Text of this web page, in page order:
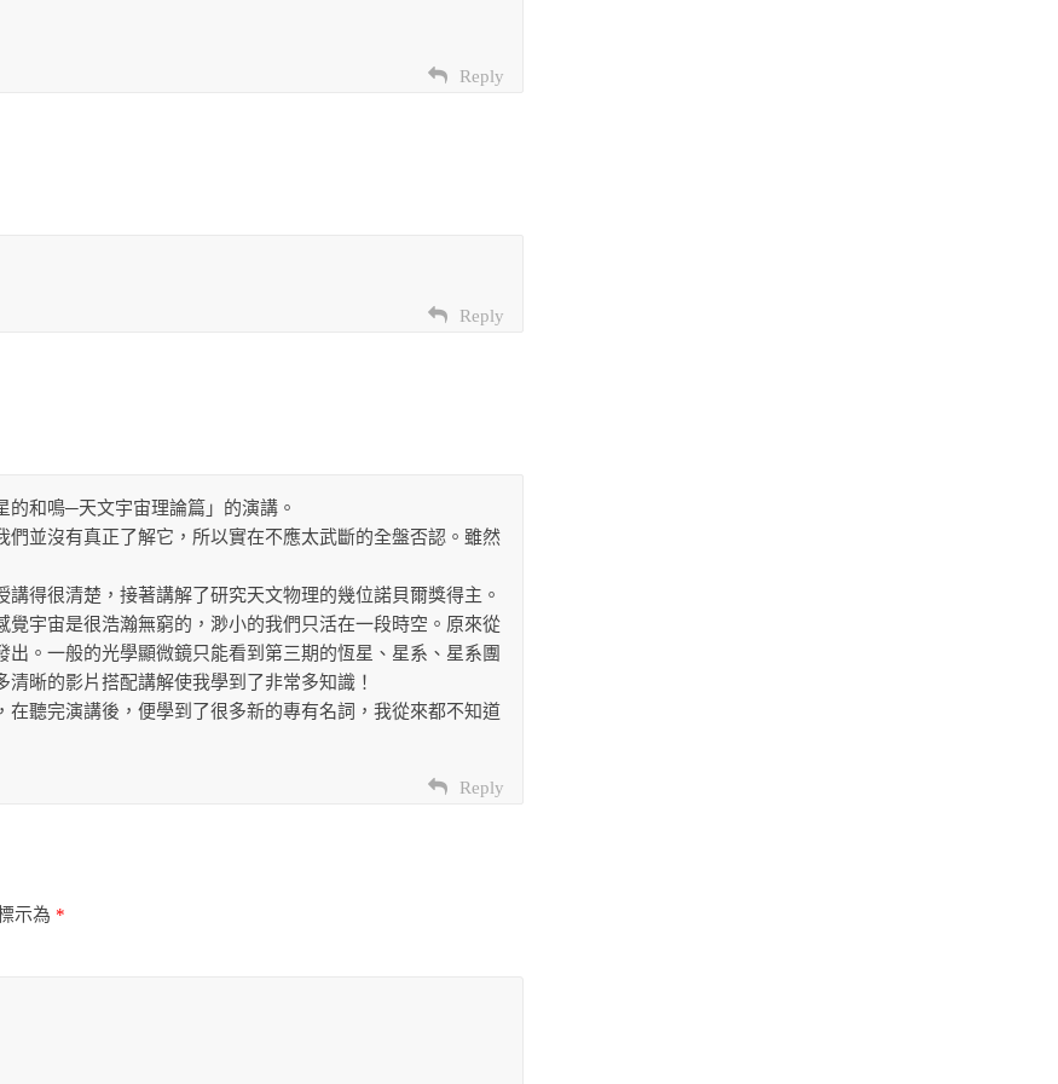
Reply
Reply
和鳴─天文宇宙理論篇」的演講。
並沒有真正了解它，所以實在不應太武斷的全盤否認。雖然
得很清楚，接著講解了研究天文物理的幾位諾貝爾獎得主。
宇宙是很浩瀚無窮的，渺小的我們只活在一段時空。原來從
。一般的光學顯微鏡只能看到第三期的恆星、星系、星系團
晰的影片搭配講解使我學到了非常多知識！
聽完演講後，便學到了很多新的專有名詞，我從來都不知道
Reply
示為 *